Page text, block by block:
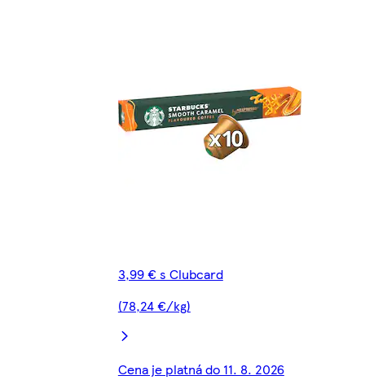
3,99 € s Clubcard
(78,24 €/kg)
Cena je platná do 11. 8. 2026